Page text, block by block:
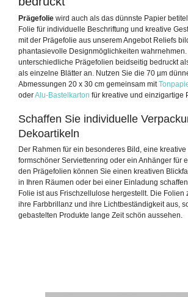
Prägefolie wird auch als das dünnste Papier
Folie für individuelle Beschriftung und kreative
mit der Prägefolie aus unserem Angebot Reliefs
phantasievolle Designmöglichkeiten
unterschiedliche Prägefolien beidseitig bedruckt
als einzelne Blätter an. Nutzen Sie die 70 µm
Abmessungen 20 x 30 cm gemeinsam mit
oderAlu-Bastelkarton für kreative und einzigartige
Schaffen Sie individuelle
Dekoartikeln
Der Rahmen für ein besonderes Bild, eine kreative
formschöner Serviettenring oder ein Anhänger für
den Prägefolien können Sie einen kreativen
in Ihren Räumen oder bei einer Einladung
Folie ist aus Frischzellulose hergestellt. Die Folien
ihre Farbbrillanz und ihre Lichtbeständigkeit aus,
gebastelten Produkte lange Zeit schön aussehen.